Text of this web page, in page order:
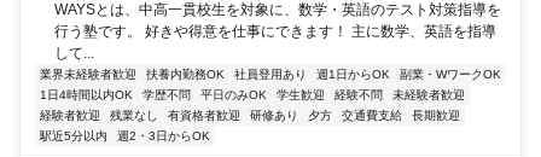
WAYSとは、中高一貫校生を対象に、数学・英語のテスト対策指導を
行う塾です。 好きや得意を仕事にできます！ 主に数学、英語を指導
して...
業界未経験者歓迎 扶養内勤務OK 社員登用あり 週1日からOK
副業・WワークOK
1日4時間以内OK
学歴不問 平日のみOK 学生歓迎 経験不問
未経験者歓迎
経験者歓迎
残業なし 有資格者歓迎 研修あり 夕方 交通費支給
長期歓迎
駅近5分以内
週2・3日からOK